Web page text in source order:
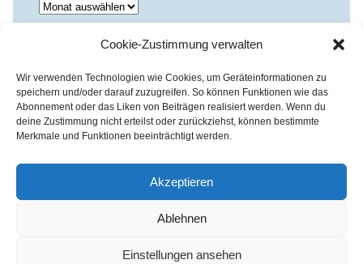
Cookie-Zustimmung verwalten
Wir verwenden Technologien wie Cookies, um Geräteinformationen zu
speichern und/oder darauf zuzugreifen. So können Funktionen wie das
Abonnement oder das Liken von Beiträgen realisiert werden. Wenn du
deine Zustimmung nicht erteilst oder zurückziehst, können bestimmte
Merkmale und Funktionen beeinträchtigt werden.
Akzeptieren
Ablehnen
Einstellungen ansehen
Archiv
IMPRESSUM & DATENSCHUTZ
Datenschutz
Kirchenkreis Essen | Referat für Presse- und Öffentlichkeitsarbeit /
Haus der Evangelischen Kirche | III. Hagen 39 / 45127 Essen
Impressum|Datenschutz
Fon 0201 / 22 05-221 | Fax 0201 / 22 05-223 | e-Mail